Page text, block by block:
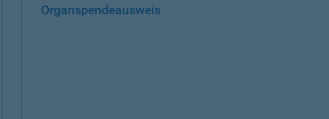
Organspendeausweis